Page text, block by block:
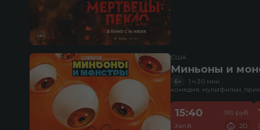
США
Миньоны и
6+
1 ч 30 мин
комедия, мультфильм,
15:40
Зал 8
510 руб.
2D